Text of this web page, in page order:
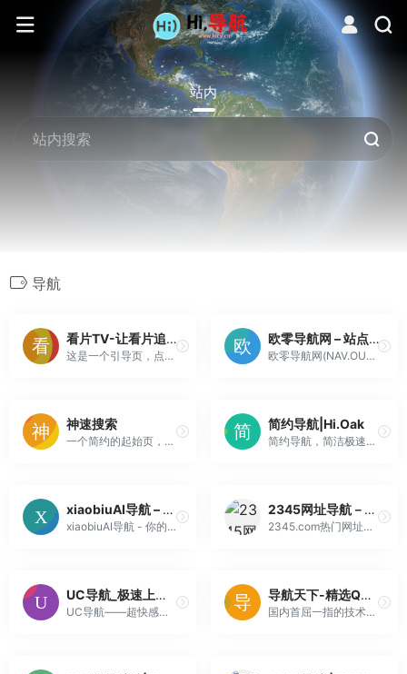
站内
导航
看片TV-让看片追剧更简单
这是一个引导页，点击上方按钮，进入我们的网站吧！
欧零导航网 – 站点导航|博客之家|打造最与众不同的站点导航网|欧零博客|以梦为马|从零开始|NAV.OUZERO.COM|DAO.OUZERO.COM
欧零导航网(NAV.OUZERO.COM|DAO.OUZERO.COM)是欧零旗下站点导航网,免费收录各类网站,打造最与众不同的站点导航,是WordPress,ZBlog,Emlog,Typecho等的博客之家,网站目录,以梦为马,从零开始
神速搜索
一个简约的起始页，支持自定义搜索引擎，自定义快捷方式，自定义壁纸以及数据备份
简约导航|Hi.Oak
简约导航，简洁极速清新导航 可修改背景，可自定义搜索引擎功能，自定义客制化添加网址的导航网站，一个清爽简约，极速，无广告清爽导航。
xiaobiuAI导航 – AI及人工智能工具集合站
xiaobiuAI导航 - 你的AI工具箱,为你收录国内外最新的AI工具应用,人工智能网址导航网站,AI文字,AI图片,AI写作,AI视频,AI音频!
2345网址导航－致力于打造百年品牌（已创建20年9个月）
2345.com热门网址导航站网罗精彩实用网址，如音乐、小说、NBA、财经、购物、视频、软件及热门游戏网址大全等，二三四五网址导航提供了多种搜索引擎入口、实用查询、天气预报、个性定制等实用功能，帮助广大网友畅游网络更轻松。
UC导航_极速上网体验
UC导航——超快感的上网体验，权威收录影视、游戏、购物、小说等各分类的最热门网站，更全的网址内容，更快的上网体验，精彩一步直达。
导航天下-精选QQ技术导航,资源网址导航,学技术,找资源,从这里开始
国内首屈一指的技术教程活动导航分类平台，站点已累计收录数千网站，累计为中国网民提供多达数亿的访问点击，满足用户随时查阅最全面最权威的文章资讯教程